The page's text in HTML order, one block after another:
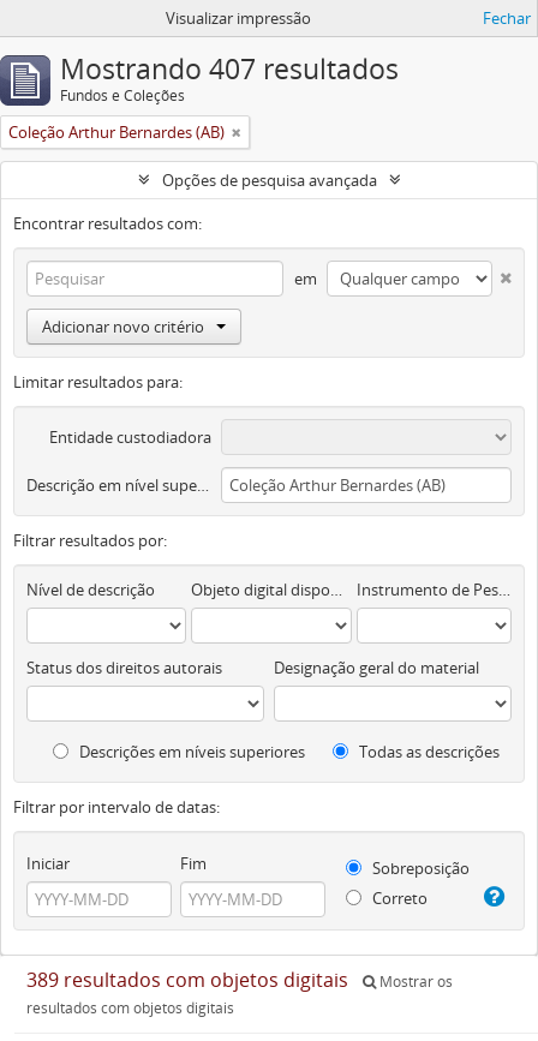
Visualizar impressão Fechar
Mostrando 407 resultados
Fundos e Coleções
Coleção Arthur Bernardes (AB)
Opções de pesquisa avançada
Encontrar resultados com:
em
Adicionar novo critério
Limitar resultados para:
Entidade custodiadora
Descrição em nível superior
Filtrar resultados por:
Nível de descrição Objeto digital disponível Instrumento de Pesquisa
Status dos direitos autorais Designação geral do material
Descrições em níveis superiores Todas as descrições
Filtrar por intervalo de datas:
Iniciar Fim
Sobreposição
Correto
389 resultados com objetos digitais
Mostrar os
resultados com objetos digitais